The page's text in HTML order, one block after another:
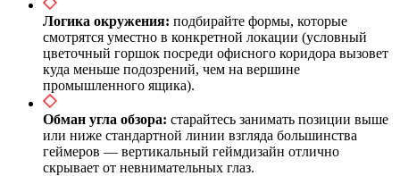
Логика окружения: подбирайте формы, которые
смотрятся уместно в конкретной локации (условный
цветочный горшок посреди офисного коридора вызовет
куда меньше подозрений, чем на вершине
промышленного ящика).
Обман угла обзора: старайтесь занимать позиции выше
или ниже стандартной линии взгляда большинства
геймеров — вертикальный геймдизайн отлично
скрывает от невнимательных глаз.